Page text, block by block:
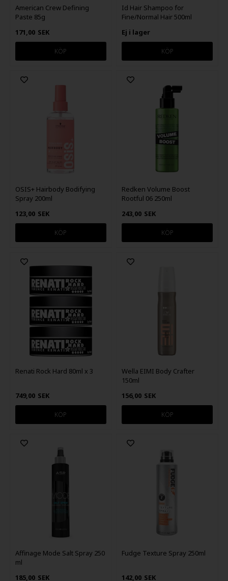
American Crew Defining
Paste 85g
171,00 SEK
Id Hair Shampoo for
Fine/Normal Hair 500ml
Ej i lager
OSIS+ Hairbody Bodifying
Spray 200ml
123,00 SEK
Redken Volume Boost
Rootful 06 250ml
243,00 SEK
Renati Rock Hard 80ml x 3
749,00 SEK
Wella EIMI Body Crafter
150ml
156,00 SEK
Affinage Mode Salt Spray 250
ml
185,00 SEK
Fudge Texture Spray 250ml
142,00 SEK